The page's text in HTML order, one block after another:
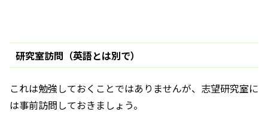
研究室訪問（英語とは別で）
これは勉強しておくことではありませんが、志望研究室に
は事前訪問しておきましょう。